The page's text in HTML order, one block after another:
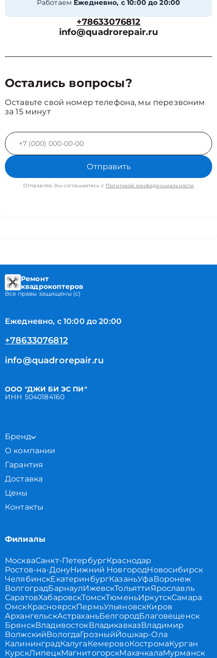
Работаем Ежедневно, с 10:00 до 20:00
+78633076812
info@quadrorepair.ru
Остались вопросы?
Оставьте свой номер телефона, мы перезвоним
за 15 минут
Отправить
Отправляя, Вы соглашаетесь с Политикой конфиденциальности
Ремонт
квадрокоптеров
Все правы защищены (с)
Ежедневно, с 10:00 до 20:00
+78633076812
info@quadrorepair.ru
ООО "ДЖИ БИ ЭС ПИ"
ИНН 5040184160
Бренд
О компании
Гарантия
Доставка
Цены
Контакты
Филиалы
МоскваСанкт-ПетербургКраснодар
Ростов-на-ДонуНижний НовгородНовосибирск
ЧелябинскЕкатеринбургКазаньУфаВоронеж
ВолгоградБарнаулИжевскТольяттиЯрославль
СаратовХабаровскТомскТюменьИркутскСамара
ОмскКрасноярскПермьУльяновскКиров
АрхангельскАстраханьБелгородБлаговещенск
БрянскВладивостокВладикавказВладимир
ВолжскийВологдаГрозныйЙошкар-Ола
КалининградКалугаКемеровоКостромаКурган
КурскЛипецкМагнитогорскМахачкалаМурманск